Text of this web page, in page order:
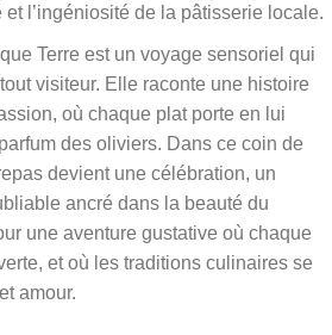
l’ingéniosité de la pâtisserie locale.
Terre est un voyage sensoriel qui
visiteur. Elle raconte une histoire
où chaque plat porte en lui
des oliviers. Dans ce coin de
devient une célébration, un
ancré dans la beauté du
une aventure gustative où chaque
et où les traditions culinaires se
amour.